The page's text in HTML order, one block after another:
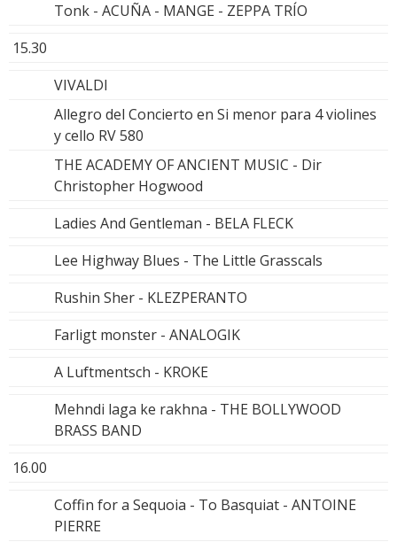
Tonk - ACUÑA - MANGE - ZEPPA TRÍO
15.30
VIVALDI
Allegro del Concierto en Si menor para 4 violines
y cello RV 580
THE ACADEMY OF ANCIENT MUSIC - Dir
Christopher Hogwood
Ladies And Gentleman - BELA FLECK
Lee Highway Blues - The Little Grasscals
Rushin Sher - KLEZPERANTO
Farligt monster - ANALOGIK
A Luftmentsch - KROKE
Mehndi laga ke rakhna - THE BOLLYWOOD
BRASS BAND
16.00
Coffin for a Sequoia - To Basquiat - ANTOINE
PIERRE